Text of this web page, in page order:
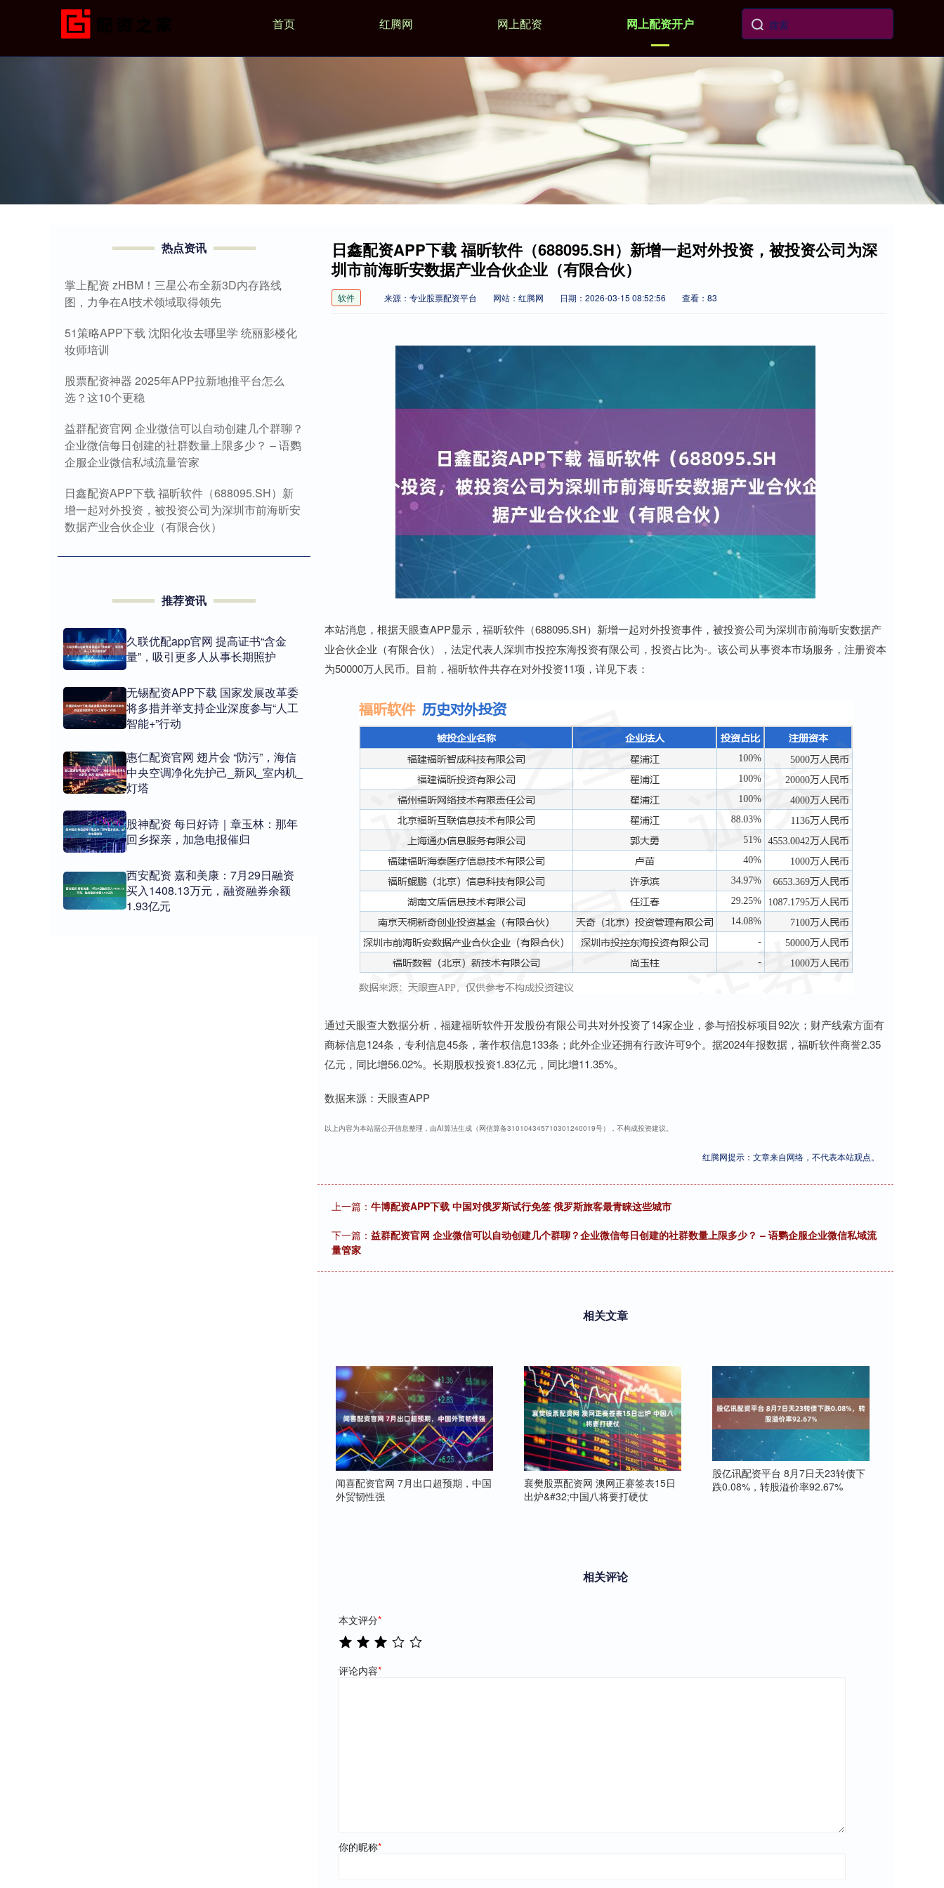
首页 红腾网 网上配资 网上配资开户
日鑫配资APP下载 福昕软件（688095.SH）新增一起对外投资，被投资公司为深
圳市前海昕安数据产业合伙企业（有限合伙）
软件 来源：专业股票配资平台 网站：红腾网 日期：2026-03-15 08:52:56 查看：83
本站消息，根据天眼查APP显示，福昕软件（688095.SH）新增一起对外投资事件，被投资公司为深圳市前海昕安数据产
业合伙企业（有限合伙），法定代表人深圳市投控东海投资有限公司，投资占比为-。该公司从事资本市场服务，注册资本
为50000万人民币。目前，福昕软件共存在对外投资11项，详见下表：
通过天眼查大数据分析，福建福昕软件开发股份有限公司共对外投资了14家企业，参与招投标项目92次；财产线索方面有
商标信息124条，专利信息45条，著作权信息133条；此外企业还拥有行政许可9个。据2024年报数据，福昕软件商誉2.35
亿元，同比增56.02%。长期股权投资1.83亿元，同比增11.35%。
数据来源：天眼查APP
以上内容为本站据公开信息整理，由AI算法生成（网信算备310104345710301240019号），不构成投资建议。
红腾网提示：文章来自网络，不代表本站观点。
上一篇： 牛博配资APP下载 中国对俄罗斯试行免签 俄罗斯旅客最青睐这些城市
下一篇： 益群配资官网 企业微信可以自动创建几个群聊？企业微信每日创建的社群数量上限多少？ – 语鹦企服企业微信私域流
量管家
相关文章
闻喜配资官网 7月出口超预期，中国
外贸韧性强
襄樊股票配资网 澳网正赛签表15日
出炉&#32;中国八将要打硬仗
股亿讯配资平台 8月7日天23转债下
跌0.08%，转股溢价率92.67%
相关评论
本文评分*
评论内容*
你的昵称*
热点资讯
掌上配资 zHBM！三星公布全新3D内存路线
图，力争在AI技术领域取得领先
51策略APP下载 沈阳化妆去哪里学 统丽影楼化
妆师培训
股票配资神器 2025年APP拉新地推平台怎么
选？这10个更稳
益群配资官网 企业微信可以自动创建几个群聊？
企业微信每日创建的社群数量上限多少？ – 语鹦
企服企业微信私域流量管家
日鑫配资APP下载 福昕软件（688095.SH）新
增一起对外投资，被投资公司为深圳市前海昕安
数据产业合伙企业（有限合伙）
推荐资讯
久联优配app官网 提高证书“含金
量”，吸引更多人从事长期照护
无锡配资APP下载 国家发展改革委
将多措并举支持企业深度参与“人工
智能+”行动
惠仁配资官网 翅片会 “防污”，海信
中央空调净化先护己_新风_室内机_
灯塔
股神配资 每日好诗｜章玉林：那年
回乡探亲，加急电报催归
西安配资 嘉和美康：7月29日融资
买入1408.13万元，融资融券余额
1.93亿元